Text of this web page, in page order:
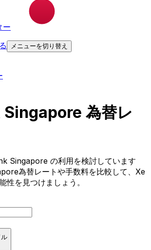
ー
メニューを切り替え
為替レ
Singapore の利用を検討しています
為替レートや手数料を比較して、Xe
性を見つけましょう。